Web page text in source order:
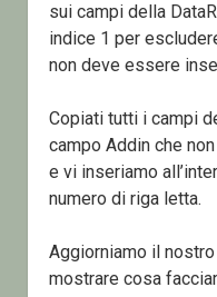
sui campi della
indice 1 per
non deve essere
Copiati tutti i campi
campo Addin che
e vi inseriamo
numero di riga letta.
Aggiorniamo il
mostrare cosa